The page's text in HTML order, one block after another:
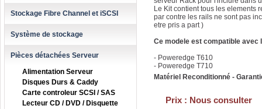
Stockage Fibre Channel et iSCSI
Système de stockage
Pièces détachées Serveur
Alimentation Serveur
Disques Durs & Caddy
Carte controleur SCSI / SAS
Lecteur CD / DVD / Disquette
Le Kit contient tous les elements
par contre les rails ne sont pas
etre pris a part )
Ce modele est compatible avec
- Poweredge T610
- Poweredge T710
Matériel Reconditionné -
Prix : Nous consulter